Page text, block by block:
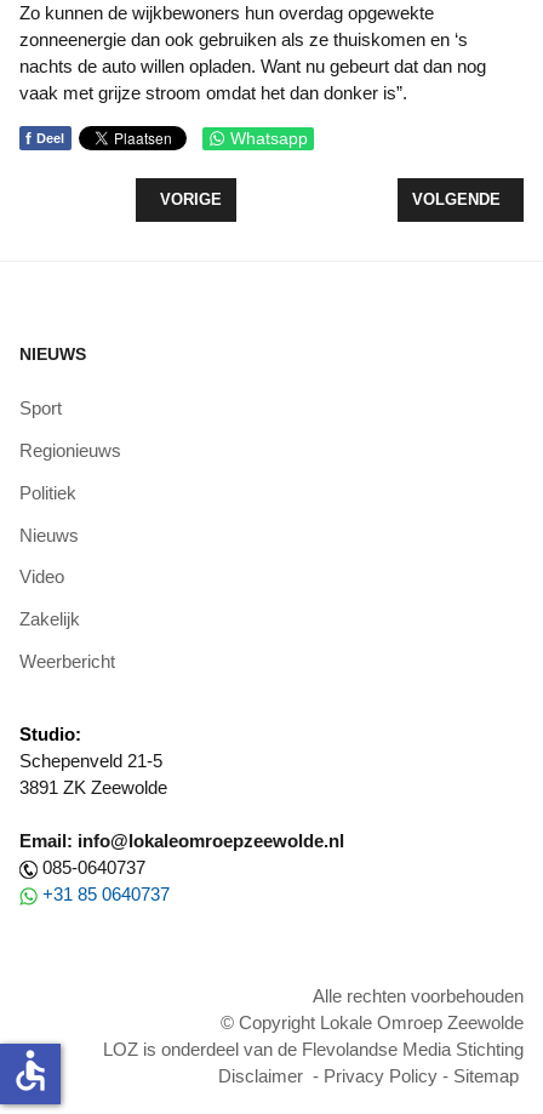
Zo kunnen de wijkbewoners hun overdag opgewekte
zonneenergie dan ook gebruiken als ze thuiskomen en ‘s
nachts de auto willen opladen. Want nu gebeurt dat dan nog
vaak met grijze stroom omdat het dan donker is”.
f Deel Whatsapp
VORIG ARTIKEL: TEYLINGEN 46 HEEFT DE
VORIGE VOLGENDE
VOLGENDE
NIEUWS
Sport
Regionieuws
Politiek
Nieuws
Video
Zakelijk
Weerbericht
Studio:
Schepenveld 21-5
3891 ZK Zeewolde
Email: info@lokaleomroepzeewolde.nl
085-0640737
+31 85 0640737
Alle rechten voorbehouden
© Copyright Lokale Omroep Zeewolde
LOZ is onderdeel van de Flevolandse Media Stichting
Disclaimer - Privacy Policy - Sitemap
accessible